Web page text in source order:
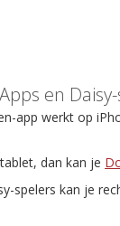
en
app werkt op
dan kan je
spelers kan je